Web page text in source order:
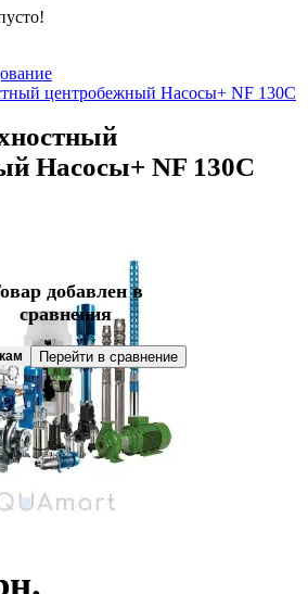
центробежный Насосы+ NF 130С
Насосы+ NF 130С
добавлен в
сравнения
Перейти в сравнение